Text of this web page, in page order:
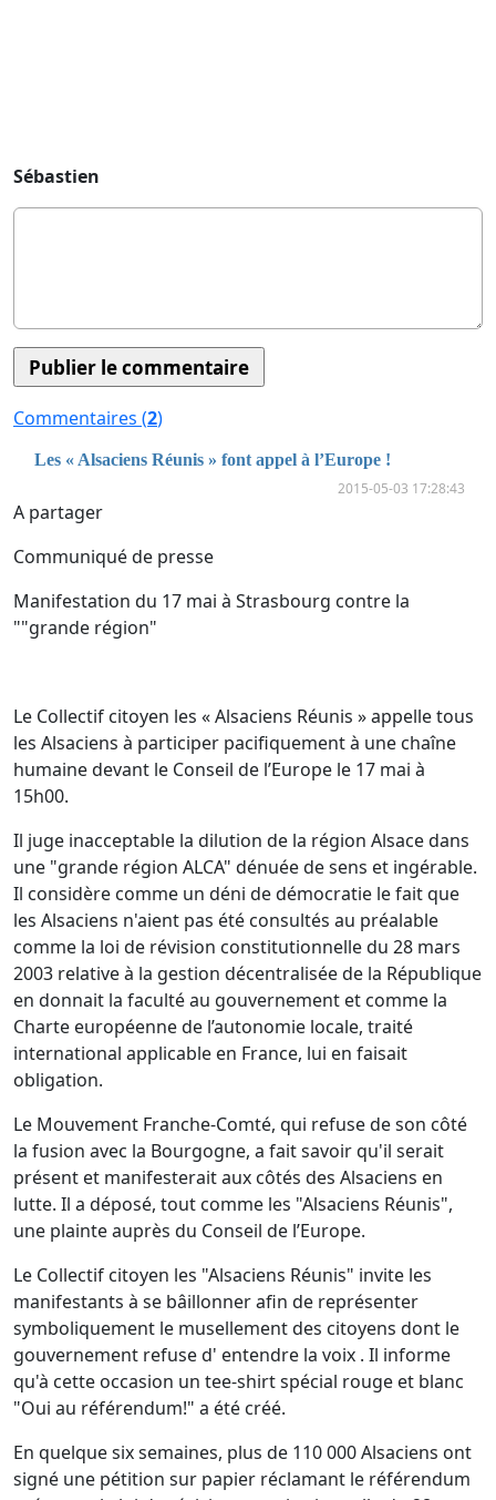
Sébastien
Commentaires (2)
Les « Alsaciens Réunis » font appel à l’Europe !
2015-05-03 17:28:43
A partager
Communiqué de presse
Manifestation du 17 mai à Strasbourg contre la
""grande région"
Le Collectif citoyen les « Alsaciens Réunis » appelle tous
les Alsaciens à participer pacifiquement à une chaîne
humaine devant le Conseil de l’Europe le 17 mai à
15h00.
Il juge inacceptable la dilution de la région Alsace dans
une "grande région ALCA" dénuée de sens et ingérable.
Il considère comme un déni de démocratie le fait que
les Alsaciens n'aient pas été consultés au préalable
comme la loi de révision constitutionnelle du 28 mars
2003 relative à la gestion décentralisée de la République
en donnait la faculté au gouvernement et comme la
Charte européenne de l’autonomie locale, traité
international applicable en France, lui en faisait
obligation.
Le Mouvement Franche-Comté, qui refuse de son côté
la fusion avec la Bourgogne, a fait savoir qu'il serait
présent et manifesterait aux côtés des Alsaciens en
lutte. Il a déposé, tout comme les "Alsaciens Réunis",
une plainte auprès du Conseil de l’Europe.
Le Collectif citoyen les "Alsaciens Réunis" invite les
manifestants à se bâillonner afin de représenter
symboliquement le musellement des citoyens dont le
gouvernement refuse d' entendre la voix . Il informe
qu'à cette occasion un tee-shirt spécial rouge et blanc
"Oui au référendum!" a été créé.
En quelque six semaines, plus de 110 000 Alsaciens ont
signé une pétition sur papier réclamant le référendum